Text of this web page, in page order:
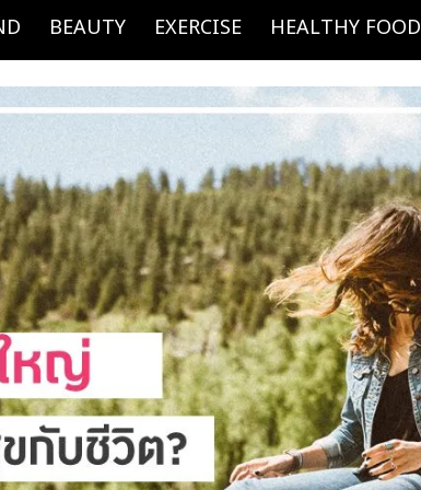
BEAUTY EXERCISE HEALTHY FOOD